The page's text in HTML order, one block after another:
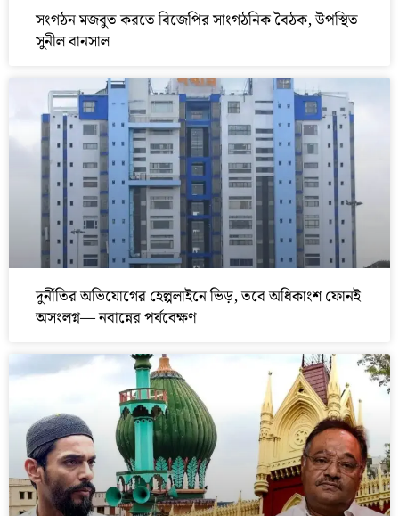
সংগঠন মজবুত করতে বিজেপির সাংগঠনিক বৈঠক, উপস্থিত
সুনীল বানসাল
দুর্নীতির অভিযোগের হেল্পলাইনে ভিড়, তবে অধিকাংশ ফোনই
অসংলগ্ন— নবান্নের পর্যবেক্ষণ